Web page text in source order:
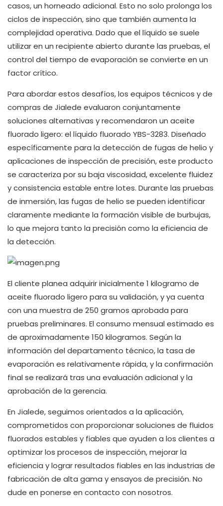
casos, un horneado adicional. Esto no solo prolonga los
ciclos de inspección, sino que también aumenta la
complejidad operativa. Dado que el líquido se suele
utilizar en un recipiente abierto durante las pruebas, el
control del tiempo de evaporación se convierte en un
factor crítico.
Para abordar estos desafíos, los equipos técnicos y de
compras de Jialede evaluaron conjuntamente
soluciones alternativas y recomendaron un aceite
fluorado ligero: el líquido fluorado YBS-3283. Diseñado
específicamente para la detección de fugas de helio y
aplicaciones de inspección de precisión, este producto
se caracteriza por su baja viscosidad, excelente fluidez
y consistencia estable entre lotes. Durante las pruebas
de inmersión, las fugas de helio se pueden identificar
claramente mediante la formación visible de burbujas,
lo que mejora tanto la precisión como la eficiencia de
la detección.
El cliente planea adquirir inicialmente 1 kilogramo de
aceite fluorado ligero para su validación, y ya cuenta
con una muestra de 250 gramos aprobada para
pruebas preliminares. El consumo mensual estimado es
de aproximadamente 150 kilogramos. Según la
información del departamento técnico, la tasa de
evaporación es relativamente rápida, y la confirmación
final se realizará tras una evaluación adicional y la
aprobación de la gerencia.
En Jialede, seguimos orientados a la aplicación,
comprometidos con proporcionar soluciones de fluidos
fluorados estables y fiables que ayuden a los clientes a
optimizar los procesos de inspección, mejorar la
eficiencia y lograr resultados fiables en las industrias de
fabricación de alta gama y ensayos de precisión. No
dude en ponerse en contacto con nosotros.